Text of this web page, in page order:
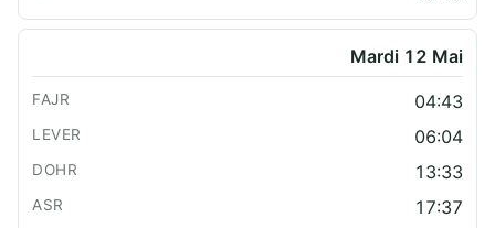
Mardi 12 Mai
04:43
06:04
13:33
17:37